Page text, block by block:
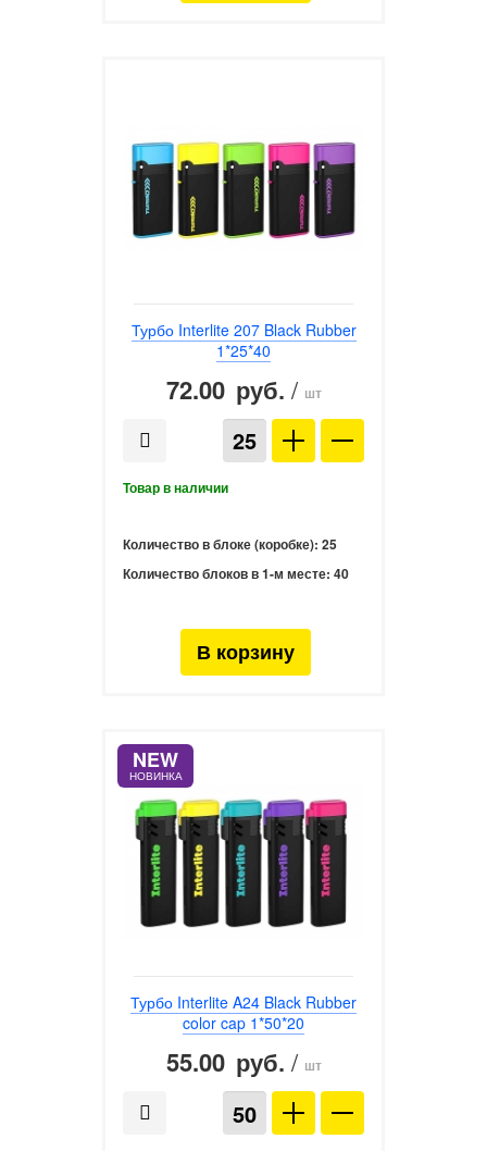
Турбо Interlite 207 Black Rubber
1*25*40
72.00 руб. / шт
Количество в блоке (коробке): 25
Количество блоков в 1-м месте: 40
NEW
НОВИНКА
Турбо Interlite A24 Black Rubber
color cap 1*50*20
55.00 руб. / шт